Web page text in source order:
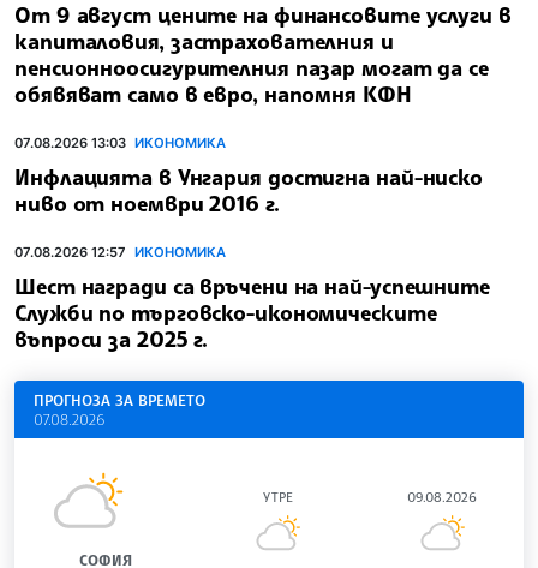
От 9 август цените на финансовите услуги в
капиталовия, застрахователния и
пенсионноосигурителния пазар могат да се
обявяват само в евро, напомня КФН
07.08.2026 13:03 ИКОНОМИКА
Инфлацията в Унгария достигна най-ниско
ниво от ноември 2016 г.
07.08.2026 12:57 ИКОНОМИКА
Шест награди са връчени на най-успешните
Служби по търговско-икономическите
въпроси за 2025 г.
ПРОГНОЗА ЗА ВРЕМЕТО
07.08.2026
СОФИЯ
УТРЕ 09.08.2026